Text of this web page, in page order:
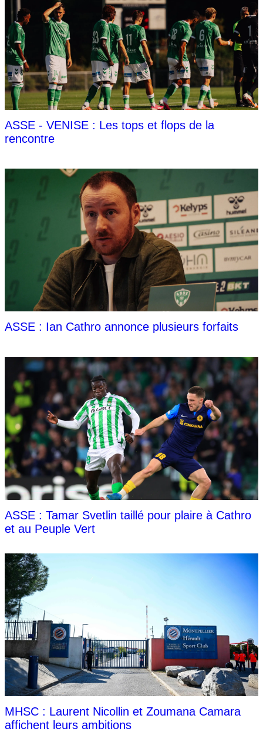
ASSE - VENISE : Les tops et flops de la
rencontre
ASSE : Ian Cathro annonce plusieurs forfaits
ASSE : Tamar Svetlin taillé pour plaire à Cathro
et au Peuple Vert
MHSC : Laurent Nicollin et Zoumana Camara
affichent leurs ambitions